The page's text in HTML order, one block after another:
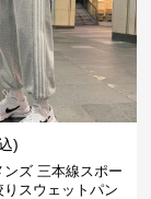
)
ンズ 三本線スポー
りスウェットパン